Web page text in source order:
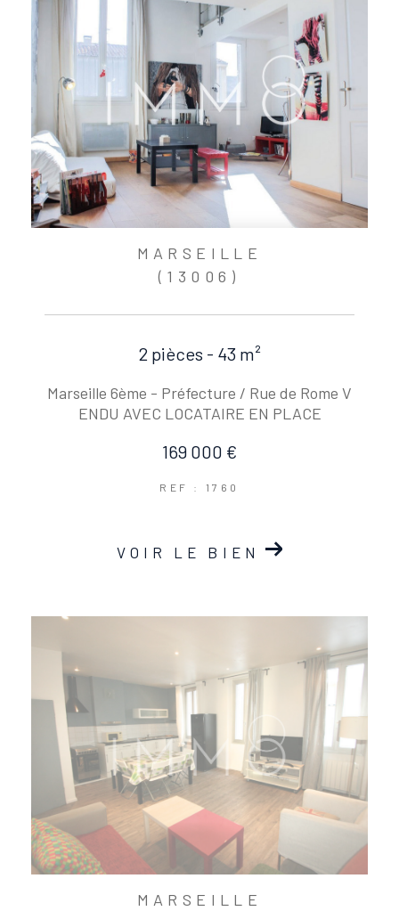
MARSEILLE
(13006)
2 pièces - 43 m²
Marseille 6ème - Préfecture / Rue de Rome V
ENDU AVEC LOCATAIRE EN PLACE
169 000 €
REF : 1760
VOIR LE BIEN
MARSEILLE